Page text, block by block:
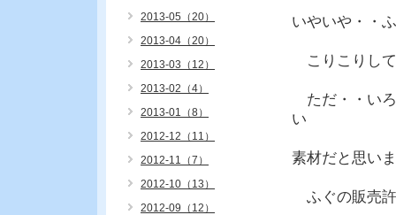
いやいや・・
こりこりし
ただ・・い
い
素材だと思い
ふぐの販売
2013-05（20）
2013-04（20）
2013-03（12）
2013-02（4）
2013-01（8）
2012-12（11）
2012-11（7）
2012-10（13）
2012-09（12）